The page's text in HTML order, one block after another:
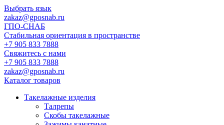
Выбрать язык
zakaz@gposnab.ru
ГПО-СНАБ
Стабильная ориентация в пространстве
+7 905 833 7888
Свяжитесь с нами
+7 905 833 7888
zakaz@gposnab.ru
Каталог товаров
Такелажные изделия
Талрепы
Скобы такелажные